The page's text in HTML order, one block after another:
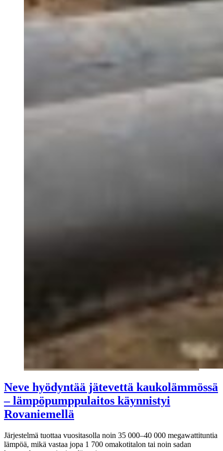
Neve hyödyntää jätevettä kaukolämmössä
– lämpöpumppulaitos käynnistyi
Rovaniemellä
Järjestelmä tuottaa vuositasolla noin 35 000–40 000 megawattituntia
lämpöä, mikä vastaa jopa 1 700 omakotitalon tai noin sadan